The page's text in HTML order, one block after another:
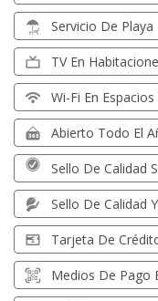
Servicio De Playa
TV En
Wi-Fi En
Abierto Todo El
Sello De Calidad
Sello De Calidad
Tarjeta De
Medios De Pago